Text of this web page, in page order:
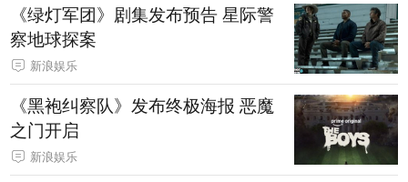
《绿灯军团》剧集发布预告 星际警
察地球探案
新浪娱乐
《黑袍纠察队》发布终极海报 恶魔
之门开启
新浪娱乐